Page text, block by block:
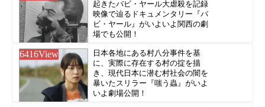
起きたバビ・ヤール大虐殺を記録
映像で辿るドキュメンタリー『バ
ビ・ヤール』がいよいよ関西の劇
場でも公開！
6416View
日本各地にある村八分事件を基
に、実際に存在する村の掟を描
き、現代日本に潜む村社会の闇を
暴いたスリラー『嗤う蟲』がいよ
いよ劇場公開！